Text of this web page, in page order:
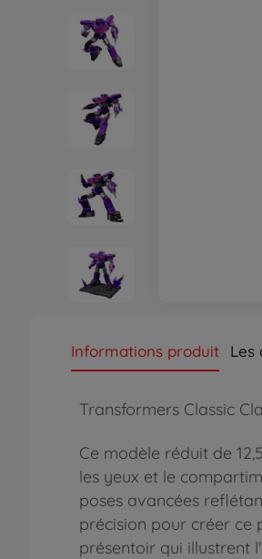
Informations produit Les
Transformers Classic
Ce modèle réduit de
les yeux et le
poses avancées
précision pour créer ce
présentoir qui illustrent